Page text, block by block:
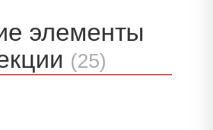
элементы
(25)